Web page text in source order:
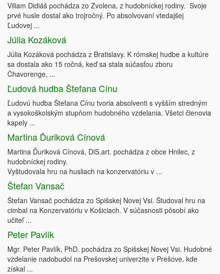
Viliam Didiáš pochádza zo Zvolena, z hudobníckej rodiny. Svoje
prvé husle dostal ako trojročný. Po absolvovaní vtedajšej
Ľudovej ...
Júlia Kozáková
Júlia Kozáková pochádza z Bratislavy. K rómskej hudbe a kultúre
sa dostala ako 15 ročná, keď sa stala súčasťou zboru
Čhavorenge, ...
Ľudová hudba Štefana Cínu
Ľudovú hudba Štefana Cínu tvoria absolventi s vyšším stredným
a vysokoškolským stupňom hudobného vzdelania. Všetci členovia
kapely ...
Martina Ďuriková Cínová
Martina Ďuriková Cínová, DiS.art. pochádza z obce Hnilec, z
hudobníckej rodiny.
Vyštudovala hru na husliach na konzervatóriu v ...
Štefan Vansač
Štefan Vansač pochádza zo Spišskej Novej Vsi. Študoval hru na
cimbal na Konzervatóriu v Košiciach. V súčasnosti pôsobí ako
učiteľ ...
Peter Pavlík
Mgr. Peter Pavlík, PhD. pochádza zo Spišskej Novej Vsi. Hudobné
vzdelanie nadobudol na Prešovskej univerzite v Prešove, kde
získal ...